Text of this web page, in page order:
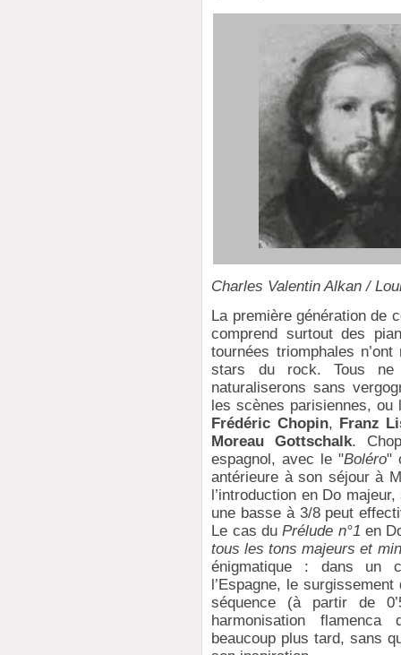
Charles Valentin Alkan /
La première génération de
comprend surtout des
tournées triomphales
stars du rock. Tous
naturaliserons sans
les scènes parisiennes,
Frédéric Chopin, Franz
Moreau Gottschalk.
espagnol, avec le "Boléro"
antérieure à son séjour à
l’introduction en Do
une basse à 3/8 peut
Le cas duPrélude n°1 en
tous les tons majeurs et
énigmatique : dans un
l’Espagne, le
séquence (à partir de
harmonisation flamenca
beaucoup plus tard, sans